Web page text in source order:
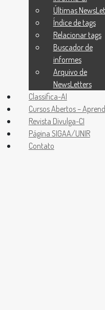
BibliotecasEscolares,
RedesDeBibliotecas
Últimas
Índice de tags
Relacionar tags
Buscador de
informes
Arquivo de
NewsLetters
Classifica-AI
Cursos Abertos –
Revista Divulga-CI
Página SIGAA/UNIR
Contato